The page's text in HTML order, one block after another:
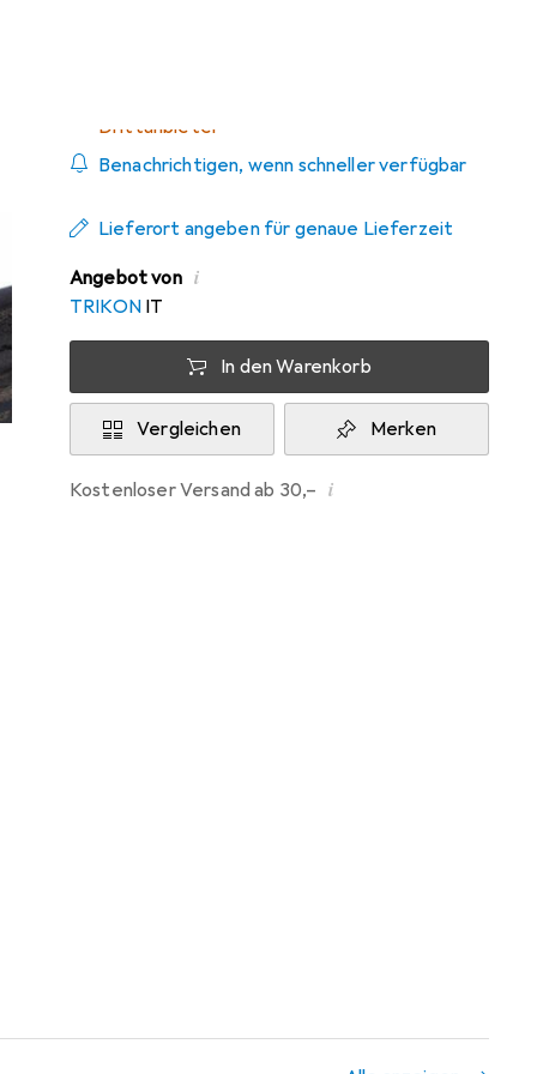
Drittanbieter
Benachrichtigen, wenn schneller verfügbar
Lieferort angeben für genaue Lieferzeit
Angebot von i
TRIKON IT
In den Warenkorb
Vergleichen Merken
Kostenloser Versand ab 30,– i